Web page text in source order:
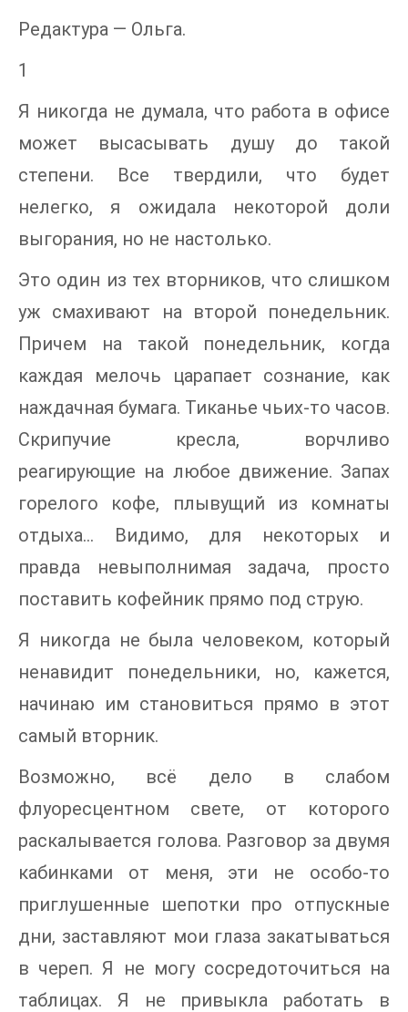
Редактура — Ольга.
1
Я никогда не думала, что работа в офисе
может высасывать душу до такой
степени. Все твердили, что будет
нелегко, я ожидала некоторой доли
выгорания, но не настолько.
Это один из тех вторников, что слишком
уж смахивают на второй понедельник.
Причем на такой понедельник, когда
каждая мелочь царапает сознание, как
наждачная бумага. Тиканье чьих-то часов.
Скрипучие кресла, ворчливо
реагирующие на любое движение. Запах
горелого кофе, плывущий из комнаты
отдыха… Видимо, для некоторых и
правда невыполнимая задача, просто
поставить кофейник прямо под струю.
Я никогда не была человеком, который
ненавидит понедельники, но, кажется,
начинаю им становиться прямо в этот
самый вторник.
Возможно, всё дело в слабом
флуоресцентном свете, от которого
раскалывается голова. Разговор за двумя
кабинками от меня, эти не особо-то
приглушенные шепотки про отпускные
дни, заставляют мои глаза закатываться
в череп. Я не могу сосредоточиться на
таблицах. Я не привыкла работать в